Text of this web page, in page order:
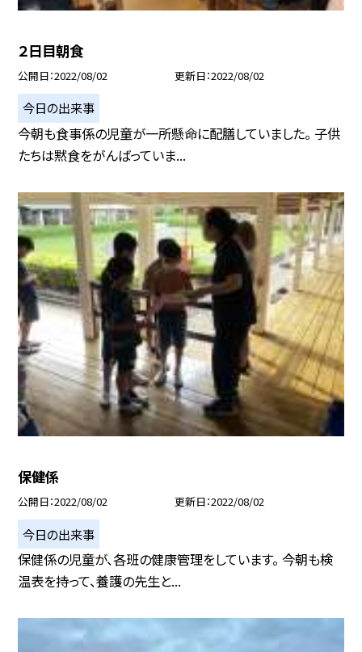
２日目朝食
公開日 2022/08/02 更新日 2022/08/02
今日の出来事
今朝も食事係の児童が一所懸命に配膳していました。 子供
たちは黙食をがんばっていま...
保健係
公開日 2022/08/02 更新日 2022/08/02
今日の出来事
保健係の児童が、各班の健康管理をしています。 今朝も検
温表を持って、養護の先生と...